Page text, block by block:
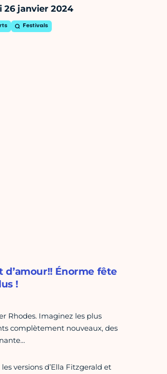
26 janvier 2024
Festivals
Énorme fête
!
Rhodes. Imaginez les plus
complètement nouveaux, des
versions d’Ella Fitzgerald et